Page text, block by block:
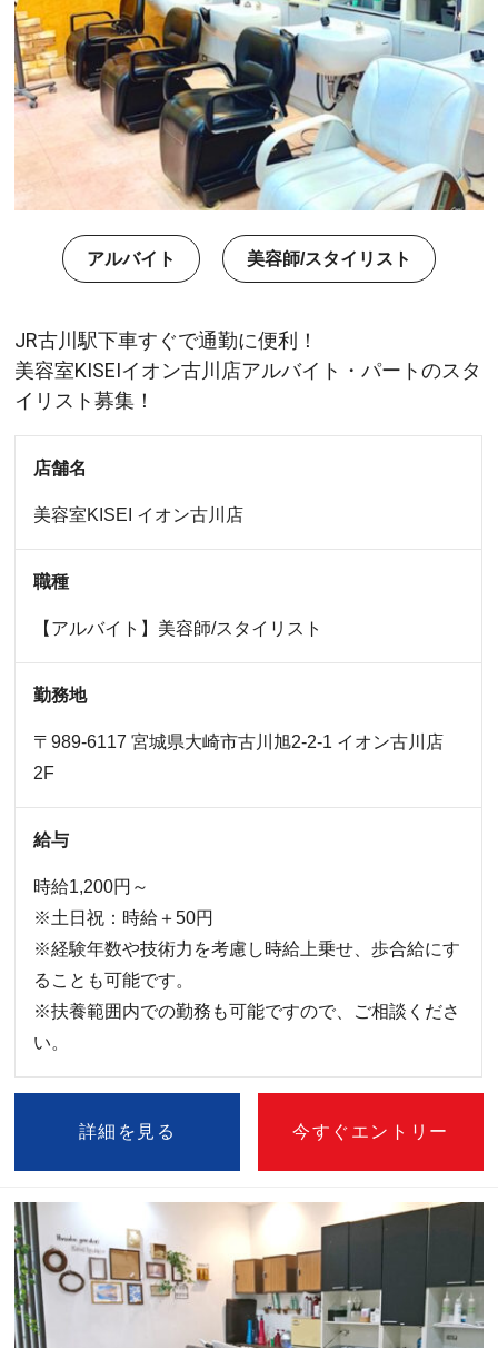
アルバイト 美容師/スタイリスト
JR古川駅下車すぐで通勤に便利！
美容室KISEIイオン古川店アルバイト・パートのスタ
イリスト募集！
店舗名
美容室KISEI イオン古川店
職種
【アルバイト】美容師/スタイリスト
勤務地
〒989-6117 宮城県大崎市古川旭2-2-1 イオン古川店
2F
給与
時給1,200円～
※土日祝：時給＋50円
※経験年数や技術力を考慮し時給上乗せ、歩合給にす
ることも可能です。
※扶養範囲内での勤務も可能ですので、ご相談くださ
い。
詳細を見る 今すぐエントリー